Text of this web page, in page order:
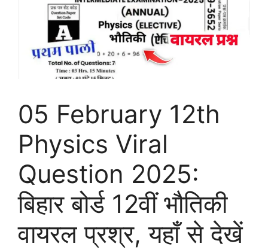
05 February 12th
Physics Viral
Question 2025:
बिहार बोर्ड 12वीं भौतिकी
वायरल प्रश्र, यहाँ से देखें